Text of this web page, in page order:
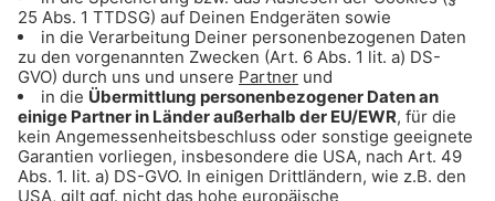
ANZEIGE - Klaer Kosmetik - Naturnahe
Wirkkosmetik für empfindliche Haut